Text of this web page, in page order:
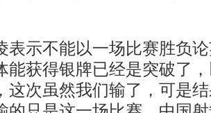
示不能以一场比赛胜负论
能获得银牌已经是突破了
这次虽然我们输了，可是